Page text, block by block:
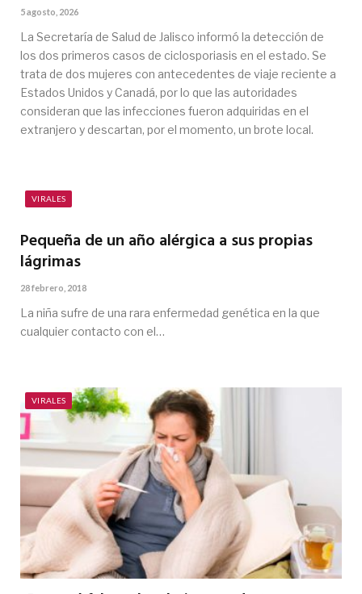
5 agosto, 2026
La Secretaría de Salud de Jalisco informó la detección de
los dos primeros casos de ciclosporiasis en el estado. Se
trata de dos mujeres con antecedentes de viaje reciente a
Estados Unidos y Canadá, por lo que las autoridades
consideran que las infecciones fueron adquiridas en el
extranjero y descartan, por el momento, un brote local.
VIRALES
Pequeña de un año alérgica a sus propias
lágrimas
28 febrero, 2018
La niña sufre de una rara enfermedad genética en la que
cualquier contacto con el…
VIRALES